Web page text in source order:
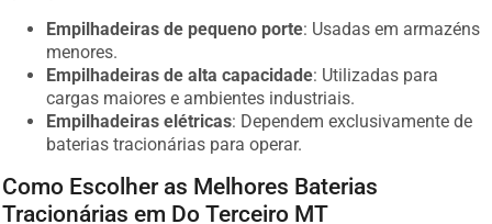
Empilhadeiras de pequeno porte: Usadas em armazéns
menores.
Empilhadeiras de alta capacidade: Utilizadas para
cargas maiores e ambientes industriais.
Empilhadeiras elétricas: Dependem exclusivamente de
baterias tracionárias para operar.
Como Escolher as Melhores Baterias
Tracionárias em Do Terceiro MT